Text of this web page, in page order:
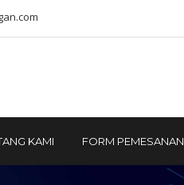
KAMI FORM PEMESANAN